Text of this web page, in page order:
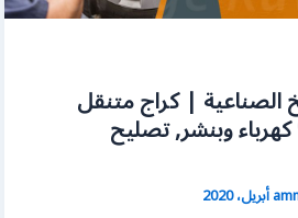
الصناعية | كراج متنقل
99007355 كهرباء وبنشر, تصليح